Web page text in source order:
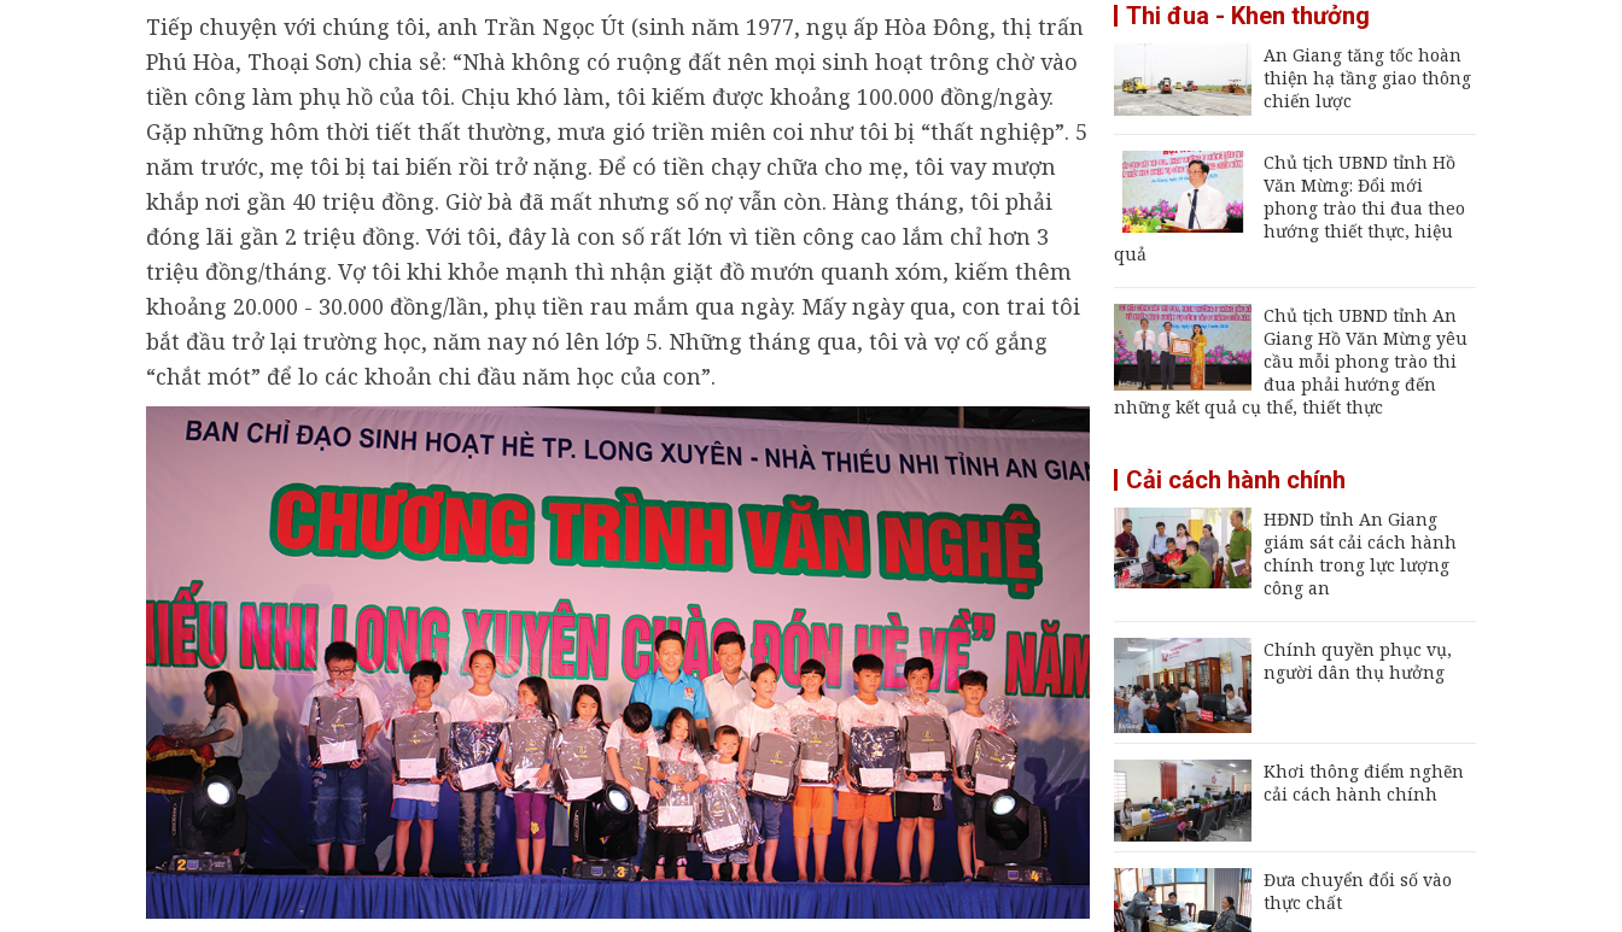
Tiếp chuyện với chúng tôi, anh Trần Ngọc Út (sinh năm 1977, ngụ ấp Hòa Đông, thị trấn
Phú Hòa, Thoại Sơn) chia sẻ: “Nhà không có ruộng đất nên mọi sinh hoạt trông chờ vào
tiền công làm phụ hồ của tôi. Chịu khó làm, tôi kiếm được khoảng 100.000 đồng/ngày.
Gặp những hôm thời tiết thất thường, mưa gió triền miên coi như tôi bị “thất nghiệp”. 5
năm trước, mẹ tôi bị tai biến rồi trở nặng. Để có tiền chạy chữa cho mẹ, tôi vay mượn
khắp nơi gần 40 triệu đồng. Giờ bà đã mất nhưng số nợ vẫn còn. Hàng tháng, tôi phải
đóng lãi gần 2 triệu đồng. Với tôi, đây là con số rất lớn vì tiền công cao lắm chỉ hơn 3
triệu đồng/tháng. Vợ tôi khi khỏe mạnh thì nhận giặt đồ mướn quanh xóm, kiếm thêm
khoảng 20.000 - 30.000 đồng/lần, phụ tiền rau mắm qua ngày. Mấy ngày qua, con trai tôi
bắt đầu trở lại trường học, năm nay nó lên lớp 5. Những tháng qua, tôi và vợ cố gắng
“chắt mót” để lo các khoản chi đầu năm học của con”.
giảm mức cung cấp
điện trên địa bàn tỉnh
An Giang ngày 6 -
7/8/2026
Đại tá Nguyễn Việt
Chính ủy Bộ Chỉ huy
Quân sự tỉnh An
Giang
Đội K92 quy tập thêm
Thường trực UBND
tỉnh An Giang yêu cầu
sớm đưa cảng biển
An Thới hoạt động trở
vận hành nhà máy xử
trễ sẽ thu hồi dự án
Thi đua - Khen thưởng
An Giang tăng tốc hoàn
thiện hạ tầng giao thông
chiến lược
Chủ tịch UBND tỉnh Hồ
Văn Mừng: Đổi mới
phong trào thi đua theo
hướng thiết thực, hiệu
quả
Chủ tịch UBND tỉnh An
Giang Hồ Văn Mừng yêu
cầu mỗi phong trào thi
đua phải hướng đến
những kết quả cụ thể, thiết thực
Cải cách hành chính
HĐND tỉnh An Giang
giám sát cải cách hành
chính trong lực lượng
công an
Chính quyền phục vụ,
người dân thụ hưởng
Khơi thông điểm nghẽn
cải cách hành chính
Đưa chuyển đổi số vào
thực chất